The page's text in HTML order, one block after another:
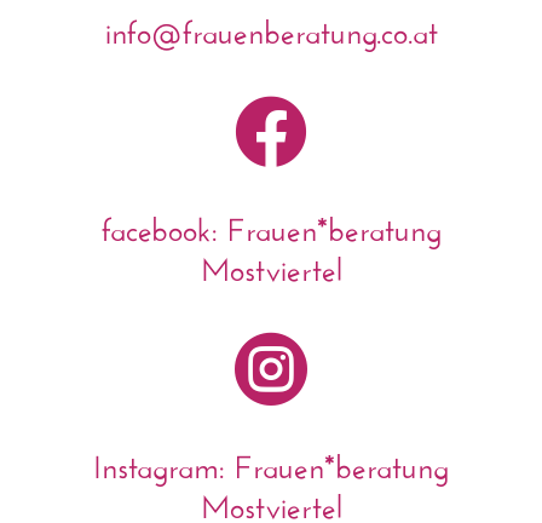
info@frauenberatung.co.at

facebook: Frauen*beratung
Mostviertel

Instagram: Frauen*beratung
Mostviertel